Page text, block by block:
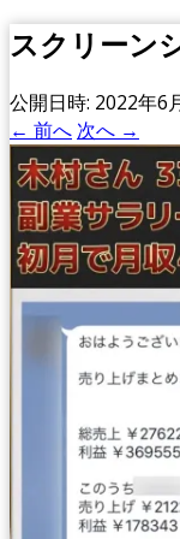
スクリーン
公開日時: 2022年6
← 前へ 次へ →